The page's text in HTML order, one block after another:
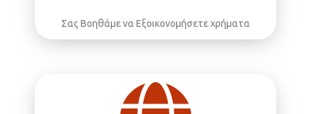
Σας Βοηθάμε να Εξοικονομήσετε χρήματα